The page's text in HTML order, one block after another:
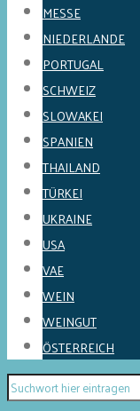
MESSE
NIEDERLANDE
PORTUGAL
SCHWEIZ
SLOWAKEI
SPANIEN
THAILAND
TÜRKEI
UKRAINE
USA
VAE
WEIN
WEINGUT
ÖSTERREICH